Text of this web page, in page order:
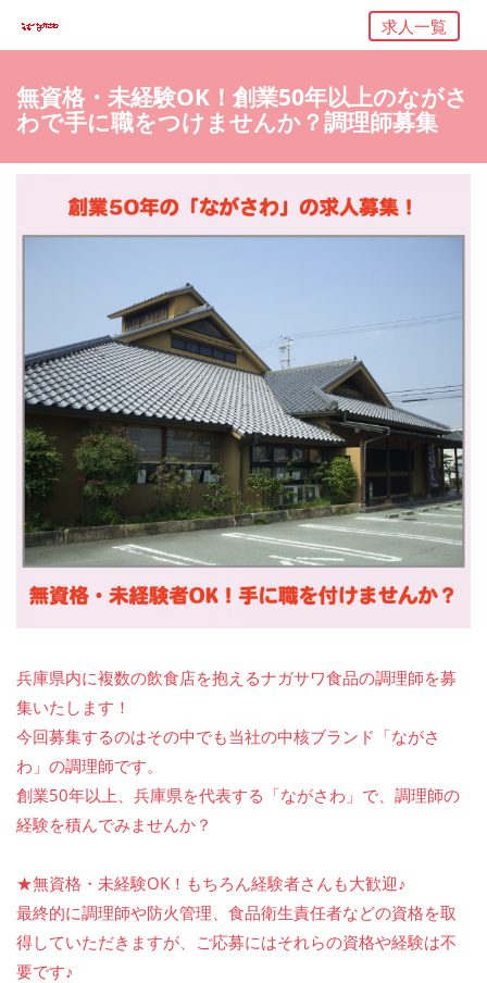
求人一覧
無資格・未経験OK！創業50年以上のながさ
わで手に職をつけませんか？調理師募集
兵庫県内に複数の飲食店を抱えるナガサワ食品の調理師を募
集いたします！
今回募集するのはその中でも当社の中核ブランド「ながさ
わ」の調理師です。
創業50年以上、兵庫県を代表する「ながさわ」で、調理師の
経験を積んでみませんか？
★無資格・未経験OK！もちろん経験者さんも大歓迎♪
最終的に調理師や防火管理、食品衛生責任者などの資格を取
得していただきますが、ご応募にはそれらの資格や経験は不
要です♪